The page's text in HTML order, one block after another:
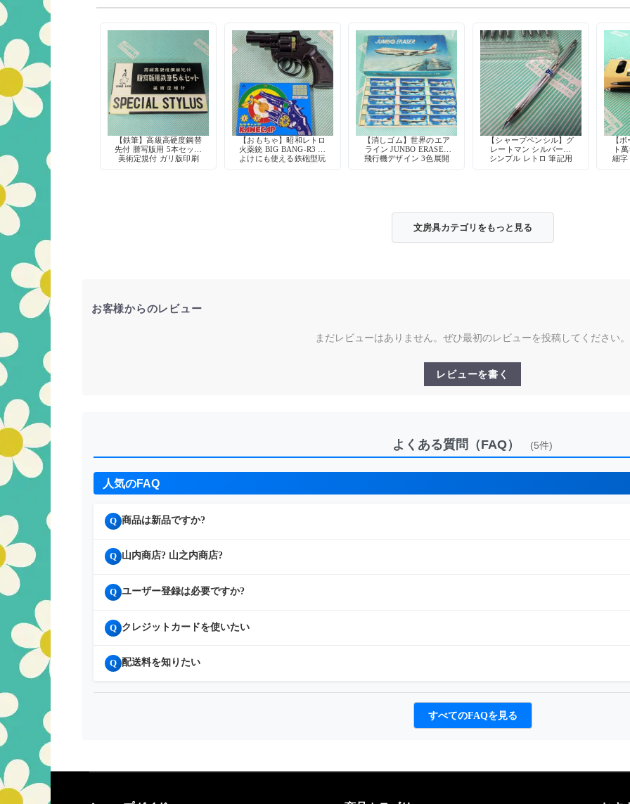
【鉄筆】高級高硬度鋼替
先付 謄写版用 5本セット
美術定規付 ガリ版印刷
【おもちゃ】昭和レトロ
火薬銃 BIG BANG-R3 熊
よけにも使える鉄砲型玩
【消しゴム】世界のエア
ライン JUNBO ERASER
飛行機デザイン 3色展開
【シャープペンシル】グ
レートマン シルバー軸
シンプル レトロ 筆記用
【
ト
細字
文房具カテゴリをもっと見る
お客様からのレビュー
まだレビューはありません。ぜひ最初のレビューを投稿してください。
レビューを書く
よくある質問（FAQ） (5件)
人気のFAQ
Q 商品は新品ですか?
Q 山内商店? 山之内商店?
Q ユーザー登録は必要ですか?
Q クレジットカードを使いたい
Q 配送料を知りたい
すべてのFAQを見る